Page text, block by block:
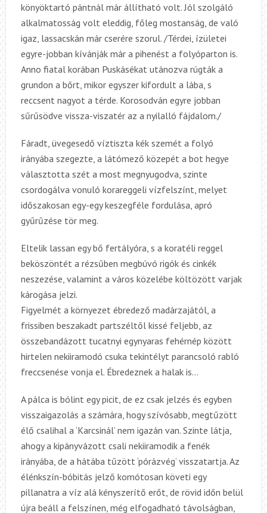
könyöktartó pántnál már állítható volt. Jól szolgáló
alkalmatosság volt eleddig, főleg mostanság, de való
igaz, lassacskán már cserére szorul. /Térdei, ízületei
egyre-jobban kívánják már a pihenést a folyóparton is.
Anno fiatal korában Puskásékat utánozva rúgták a
grundon a bőrt, mikor egyszer kifordult a lába, s
reccsent nagyot a térde. Korosodván egyre jobban
sűrűsödve vissza-viszatér az a nyilalló fájdalom./
Fáradt, üvegesedő víztiszta kék szemét a folyó
irányába szegezte, a látómező közepét a bot hegye
választotta szét a most megnyugodva, szinte
csordogálva vonuló korareggeli vízfelszínt, melyet
időszakosan egy-egy keszegféle fordulása, apró
gyűrűzése tör meg.
Eltelik lassan egy bő fertályóra, s a koratéli reggel
beköszöntét a rézsűben megbúvó rigók és cinkék
neszezése, valamint a város közelébe költözött varjak
károgása jelzi.
Figyelmét a környezet ébredező madárzajától, a
frissiben beszakadt partszéltől kissé feljebb, az
összebandázott tucatnyi egynyaras fehérnép között
hirtelen nekiiramodó csuka tekintélyt parancsoló rabló
freccsenése vonja el. Ébredeznek a halak is…
A pálca is bólint egy picit, de ez csak jelzés és egyben
visszaigazolás a számára, hogy szívósabb, megtűzött
élő csalihal a ‘Karcsinál’ nem igazán van. Szinte látja,
ahogy a kipányvázott csali nekiiramodik a fenék
irányába, de a hátába tűzött ‘pórázvég’ visszatartja. Az
élénkszín-bóbitás jelző komótosan követi egy
pillanatra a víz alá kényszerítő erőt, de rövid időn belül
újra beáll a felszínen, még elfogadható távolságban,